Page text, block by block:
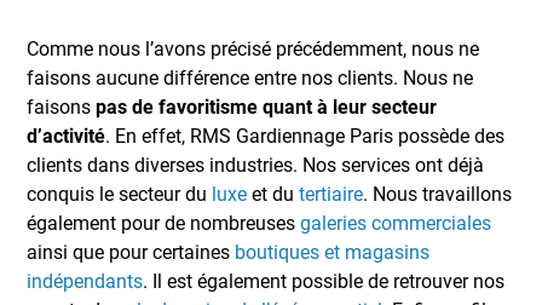
Comme nous l’avons précisé précédemment, nous ne
faisons aucune différence entre nos clients. Nous ne
faisonspas de favoritisme quant à leur secteur
d’activité. En effet, RMS Gardiennage Paris possède des
clients dans diverses industries. Nos services ont déjà
conquis le secteur du luxe et dutertiaire. Nous travaillons
également pour de nombreusesgaleries commerciales
ainsi que pour certaines boutiques et magasins
indépendants. Il est également possible de retrouver nos